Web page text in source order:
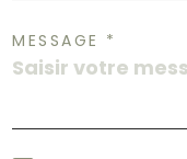
MESSAGE *